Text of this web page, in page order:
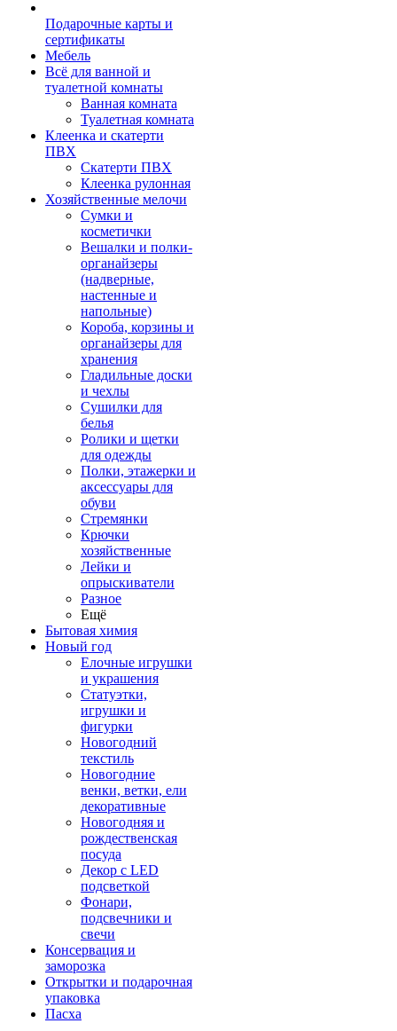
Подарочные карты и
сертификаты
Мебель
Всё для ванной и
туалетной комнаты
Ванная комната
Туалетная комната
Клеенка и скатерти
ПВХ
Скатерти ПВХ
Клеенка рулонная
Хозяйственные мелочи
Сумки и
косметички
Вешалки и полки-
органайзеры
(надверные,
настенные и
напольные)
Короба, корзины и
органайзеры для
хранения
Гладильные доски
и чехлы
Сушилки для
белья
Ролики и щетки
для одежды
Полки, этажерки и
аксессуары для
обуви
Стремянки
Крючки
хозяйственные
Лейки и
опрыскиватели
Разное
Ещё
Бытовая химия
Новый год
Елочные игрушки
и украшения
Статуэтки,
игрушки и
фигурки
Новогодний
текстиль
Новогодние
венки, ветки, ели
декоративные
Новогодняя и
рождественская
посуда
Декор с LED
подсветкой
Фонари,
подсвечники и
свечи
Консервация и
заморозка
Открытки и подарочная
упаковка
Пасха